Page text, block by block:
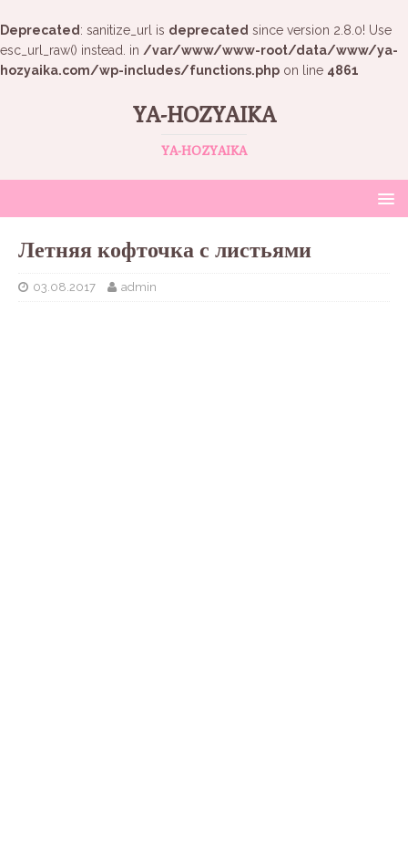
Deprecated : sanitize_url is deprecated since version 2.8.0! Use
esc_url_raw() instead. in /var/www/www-root/data/www/ya-
hozyaika.com/wp-includes/functions.php on line 4861
YA-HOZYAIKA
YA-HOZYAIKA
Летняя кофточка с листьями
03.08.2017 admin